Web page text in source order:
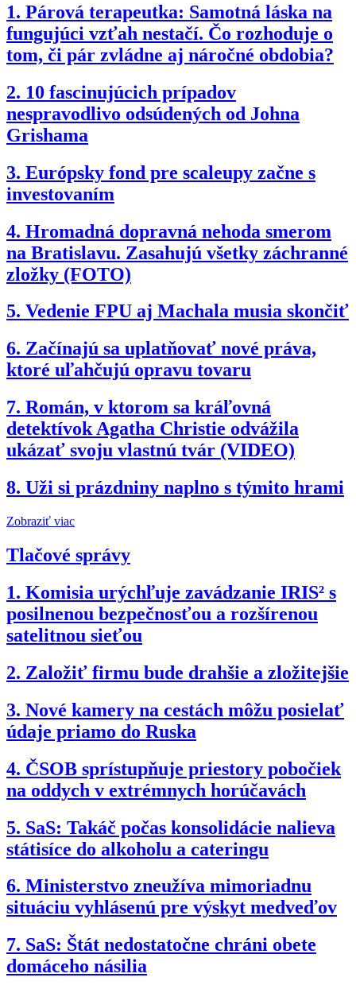
1. Párová terapeutka: Samotná láska na
fungujúci vzťah nestačí. Čo rozhoduje o
tom, či pár zvládne aj náročné obdobia?
2. 10 fascinujúcich prípadov
nespravodlivo odsúdených od Johna
Grishama
3. Európsky fond pre scaleupy začne s
investovaním
4. Hromadná dopravná nehoda smerom
na Bratislavu. Zasahujú všetky záchranné
zložky (FOTO)
5. Vedenie FPU aj Machala musia skončiť
6. Začínajú sa uplatňovať nové práva,
ktoré uľahčujú opravu tovaru
7. Román, v ktorom sa kráľovná
detektívok Agatha Christie odvážila
ukázať svoju vlastnú tvár (VIDEO)
8. Uži si prázdniny naplno s týmito hrami
Zobraziť viac
Tlačové správy
1. Komisia urýchľuje zavádzanie IRIS² s
posilnenou bezpečnosťou a rozšírenou
satelitnou sieťou
2. Založiť firmu bude drahšie a zložitejšie
3. Nové kamery na cestách môžu posielať
údaje priamo do Ruska
4. ČSOB sprístupňuje priestory pobočiek
na oddych v extrémnych horúčavách
5. SaS: Takáč počas konsolidácie nalieva
státisíce do alkoholu a cateringu
6. Ministerstvo zneužíva mimoriadnu
situáciu vyhlásenú pre výskyt medveďov
7. SaS: Štát nedostatočne chráni obete
domáceho násilia